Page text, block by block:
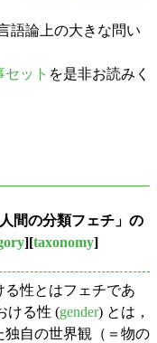
語論上の大きな問い
セット を是非お読みく
間の分類フェチ」の
][taxonomy]
性とはフェチであ
ける性 (gender) とは，
自の世界観（＝物の